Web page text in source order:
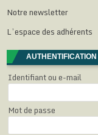
Notre newsletter
L’espace des adhérents
AUTHENTIFICATION
Identifiant ou e-mail
Mot de passe